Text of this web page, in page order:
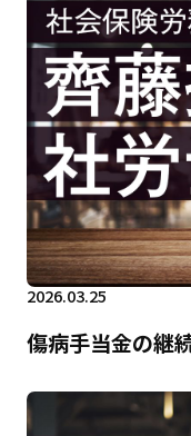
2026.03.25
傷病手当金の継